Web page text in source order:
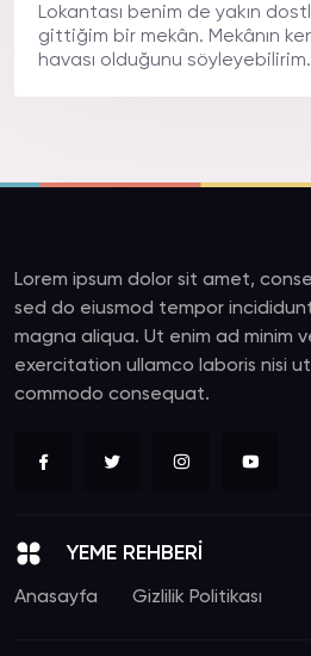
Lokantası benim de yakın
gittiğim bir mekân. Mekânın
havası olduğunu
Lorem ipsum dolor sit amet,
sed do eiusmod tempor
magna aliqua. Ut enim ad minim
exercitation ullamco laboris nisi
commodo consequat.
YEME REHBERİ
Anasayfa Gizlilik Politikası